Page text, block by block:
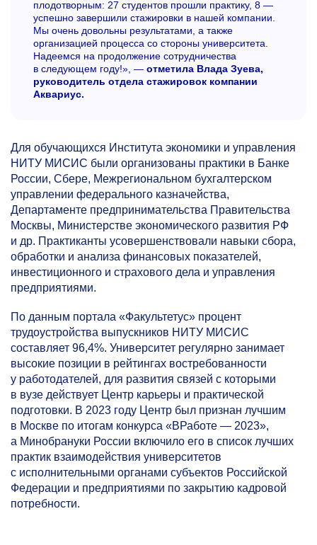
плодотворным: 27 студентов прошли практику, 8 —
успешно завершили стажировки в нашей компании.
Мы очень довольны результатами, а также
организацией процесса со стороны университета.
Надеемся на продолжение сотрудничества
в следующем году!», — отметила Влада Зуева,
руководитель отдела стажировок компании
Аквариус.
Для обучающихся Института экономики и управления
НИТУ МИСИС были организованы практики в Банке
России, Сбере, Межрегиональном бухгалтерском
управлении федерального казначейства,
Департаменте предпринимательства Правительства
Москвы, Министерстве экономического развития РФ
и др. Практиканты усовершенствовали навыки сбора,
обработки и анализа финансовых показателей,
инвестиционного и страхового дела и управления
предприятиями.
По данным портала «Факультетус» процент
трудоустройства выпускников НИТУ МИСИС
составляет 96,4%. Университет регулярно занимает
высокие позиции в рейтингах востребованности
у работодателей, для развития связей с которыми
в вузе действует Центр карьеры и практической
подготовки. В 2023 году Центр был признан лучшим
в Москве по итогам конкурса «ВРаботе — 2023»,
а Минобрануки России включило его в список лучших
практик взаимодействия университетов
с исполнительными органами субъектов Российской
Федерации и предприятиями по закрытию кадровой
потребности.